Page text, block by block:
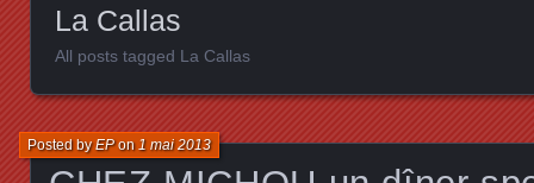
La Callas
All posts tagged La Callas
Posted byEPon 1 mai 2013